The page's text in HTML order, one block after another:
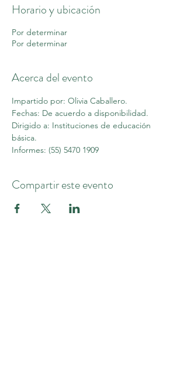
Horario y ubicación
Por determinar
Por determinar
Acerca del evento
Impartido por: Olivia Caballero.
Fechas: De acuerdo a disponibilidad.
Dirigido a: Instituciones de educación
básica.
Informes: (55) 5470 1909
Compartir este evento